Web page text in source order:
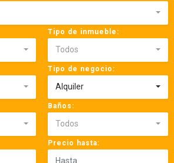
Tipo de inmueble:
Todos
Tipo de negocio:
Alquiler
Baños:
Todos
Precio hasta: